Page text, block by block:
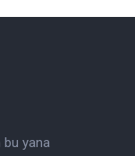
bu yana